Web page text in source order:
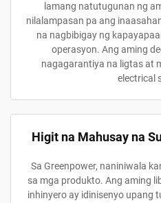
lamang natutugunan ng
nilalampasan pa ang
na nagbibigay ng
operasyon. Ang aming
nagagarantiya na ligtas at
electrical
Higit na Mahusay na
Sa Greenpower, naniniwala
sa mga produkto. Ang aming
inhinyero ay idinisenyo upang